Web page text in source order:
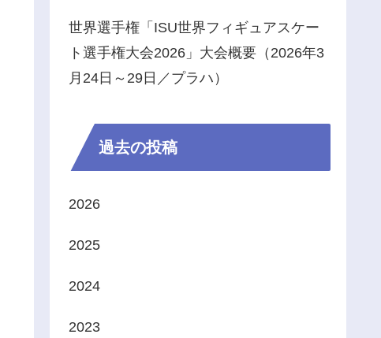
世界選手権「ISU世界フィギュアスケー
ト選手権大会2026」大会概要（2026年3
月24日～29日／プラハ）
過去の投稿
2026
2025
2024
2023